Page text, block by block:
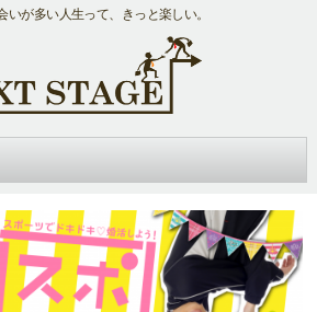
いが多い人生って、きっと楽しい。